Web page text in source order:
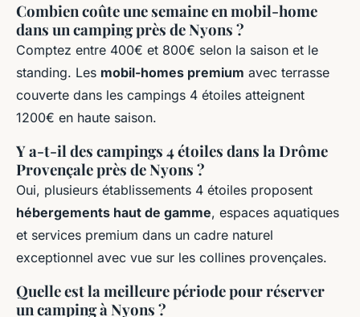
Combien coûte une semaine en mobil-home
dans un camping près de Nyons ?
Comptez entre 400€ et 800€ selon la saison et le
standing. Les mobil-homes premium avec terrasse
couverte dans les campings 4 étoiles atteignent
1200€ en haute saison.
Y a-t-il des campings 4 étoiles dans la Drôme
Provençale près de Nyons ?
Oui, plusieurs établissements 4 étoiles proposent
hébergements haut de gamme, espaces aquatiques
et services premium dans un cadre naturel
exceptionnel avec vue sur les collines provençales.
Quelle est la meilleure période pour réserver
un camping à Nyons ?